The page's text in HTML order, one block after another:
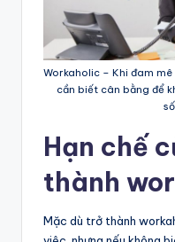
Workaholic – Khi đam
cần biết cân bằng để
Hạn chế
thành
Mặc dù trở thành